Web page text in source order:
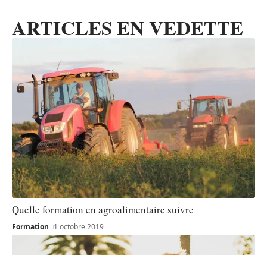
ARTICLES EN VEDETTE
Quelle formation en agroalimentaire suivre
Formation 1 octobre 2019